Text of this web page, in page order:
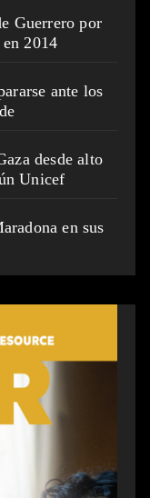
Guerrero por
2014
ante los
desde alto
Unicef
en sus